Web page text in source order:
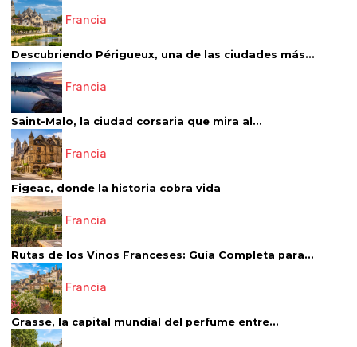
Francia
Descubriendo Périgueux, una de las ciudades más...
Francia
Saint-Malo, la ciudad corsaria que mira al...
Francia
Figeac, donde la historia cobra vida
Francia
Rutas de los Vinos Franceses: Guía Completa para...
Francia
Grasse, la capital mundial del perfume entre...